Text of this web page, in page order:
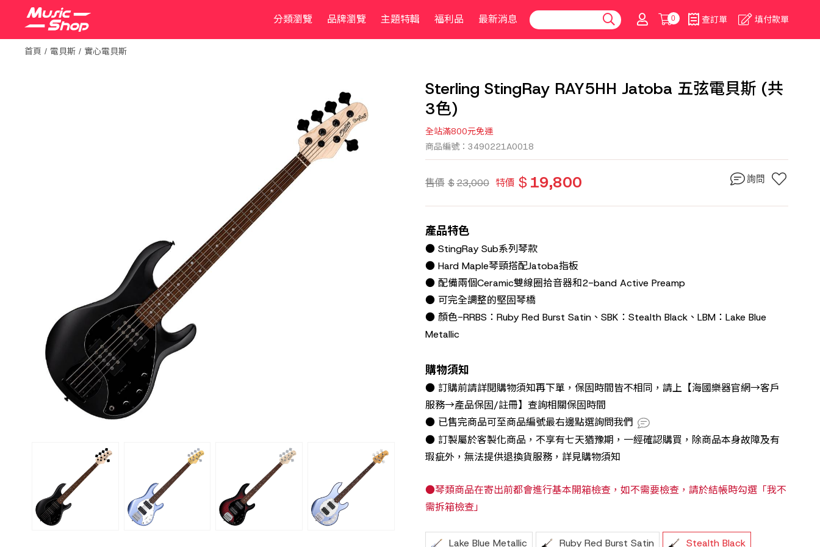
分類瀏覽 品牌瀏覽 主題特輯 福利品 最新消息 0 查訂單 填付款單
首頁 電貝斯 實心電貝斯
Sterling StingRay RAY5HH Jatoba 五弦電貝斯 (共
3色)
全站滿800元免運
商品編號：3490221A0018
售價 $23,000 特價 $19,800 詢問
產品特色
● StingRay Sub系列琴款
● Hard Maple琴頸搭配Jatoba指板
● 配備兩個Ceramic雙線圈拾音器和2-band Active Preamp
● 可完全調整的堅固琴橋
● 顏色-RRBS：Ruby Red Burst Satin、SBK：Stealth Black、LBM：Lake Blue
Metallic
購物須知
● 訂購前請詳閱購物須知再下單，保固時間皆不相同，請上【海國樂器官網→客戶
服務→產品保固/註冊】查詢相關保固時間
● 已售完商品可至商品編號最右邊點選詢問我們
● 訂製屬於客製化商品，不享有七天猶豫期，一經確認購買，除商品本身故障及有
瑕疵外，無法提供退換貨服務，詳見購物須知
●琴類商品在寄出前都會進行基本開箱檢查，如不需要檢查，請於結帳時勾選「我不
需拆箱檢查」
Lake Blue Metallic Ruby Red Burst Satin Stealth Black